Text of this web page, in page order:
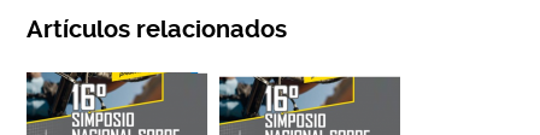
Artículos relacionados